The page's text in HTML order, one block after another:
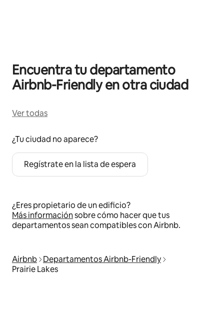
Encuentra tu departamento
Airbnb-Friendly en otra ciudad
Ver todas
¿Tu ciudad no aparece?
Regístrate en la lista de espera
¿Eres propietario de un edificio?
Más informaciónsobre cómo hacer que tus
departamentos sean compatibles con Airbnb.
Airbnb
Departamentos Airbnb-Friendly
Prairie Lakes